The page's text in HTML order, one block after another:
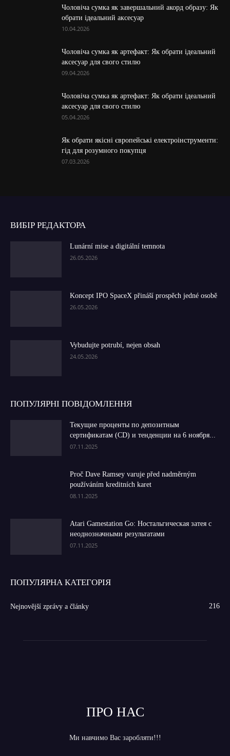
Чоловіча сумка як завершальний акорд образу: Як
обрати ідеальний аксесуар
10.04.2026
Чоловіча сумка як артефакт: Як обрати ідеальний
аксесуар для свого стилю
09.04.2026
Чоловіча сумка як артефакт: Як обрати ідеальний
аксесуар для свого стилю
05.04.2026
Як обрати якісні європейські електроінструменти:
гід для розумного покупця
07.03.2026
ВИБІР РЕДАКТОРА
Lunární mise a digitální temnota
26.05.2026
Koncept IPO SpaceX přináší prospěch jedné osobě
26.05.2026
Vybudujte potrubí, nejen obsah
24.05.2026
ПОПУЛЯРНІ ПОВІДОМЛЕННЯ
Текущие проценты по депозитным
сертификатам (CD) и тенденции на 6 ноября...
07.11.2025
Proč Dave Ramsey varuje před nadměrným
používáním kreditních karet
08.11.2025
Atari Gamestation Go: Ностальгическая затея с
неоднозначными результатами
07.11.2025
ПОПУЛЯРНА КАТЕГОРІЯ
Nejnovější zprávy a články 216
ПРО НАС
Ми навчимо Вас заробляти!!!